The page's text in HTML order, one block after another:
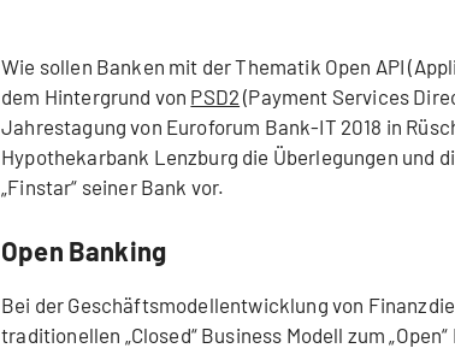
Wie sollen Banken mit der Thematik Open API
dem Hintergrund von PSD2 (Payment Services
Jahrestagung von Euroforum Bank-IT 2018 in
Hypothekarbank Lenzburg die Überlegungen und
„Finstar“ seiner Bank vor.
Open Banking
Bei der Geschäftsmodellentwicklung von
traditionellen „Closed“ Business Modell zum